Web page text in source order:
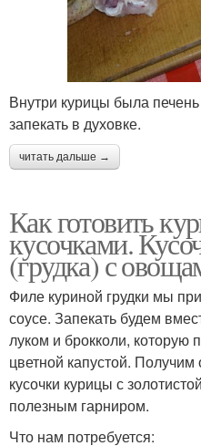
Внутри курицы была
запекать в духовке.
читать дальше →
Как готовить
кусочками.
(грудка) с
Филе куриной грудки мы
соусе. Запекать будем
луком и брокколи,
цветной капустой.
кусочки курицы с
полезным гарниром.
Что нам потребуется: